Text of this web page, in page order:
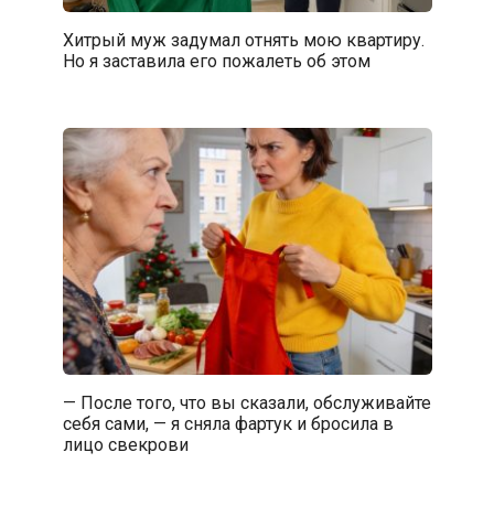
Хитрый муж задумал отнять мою квартиру.
Но я заставила его пожалеть об этом
— После того, что вы сказали, обслуживайте
себя сами, — я сняла фартук и бросила в
лицо свекрови